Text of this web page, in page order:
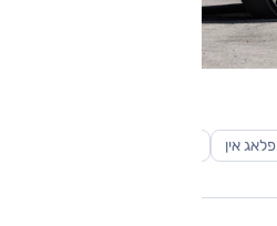
פלאג אין